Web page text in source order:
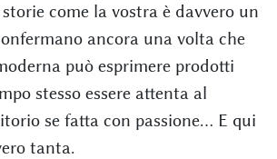
come la vostra è davvero un
ancora una volta che
può esprimere prodotti
stesso essere attenta al
se fatta con passione… E qui
tanta.